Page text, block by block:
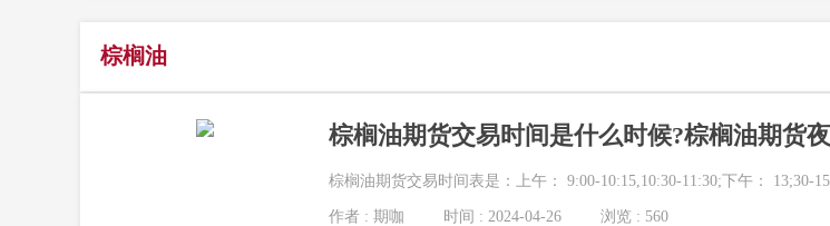
棕榈油
棕榈油期货交易时间是什么时候?棕榈油期货
棕榈油期货交易时间表是：上午： 9:00-10:15,10:30-11:30;下午： 13;30-
作者 : 期咖 时间 : 2024-04-26 浏览 : 560